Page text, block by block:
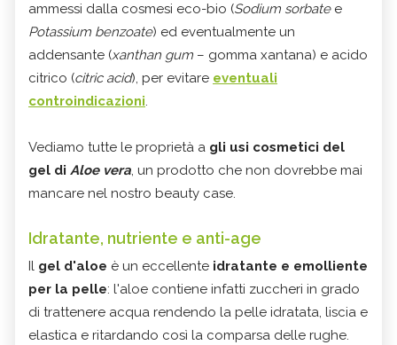
ammessi dalla cosmesi eco-bio (Sodium sorbatee
Potassium benzoate) ed eventualmente un
addensante (xanthan gum – gomma xantana) e acido
citrico (citric acid), per evitare eventuali
controindicazioni.
Vediamo tutte le proprietà a gli usi cosmetici del
gel di Aloe vera, un prodotto che non dovrebbe mai
mancare nel nostro beauty case.
Idratante, nutriente e anti-age
Il gel d'aloe è un eccellente idratante e emolliente
per la pelle: l'aloe contiene infatti zuccheri in grado
di trattenere acqua rendendo la pelle idratata, liscia e
elastica e ritardando così la comparsa delle rughe.